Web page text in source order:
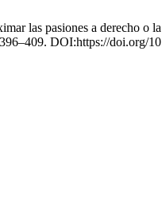
las pasiones a derecho o
DOI:https://doi.org/